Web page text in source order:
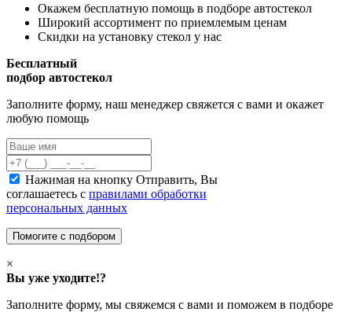
Окажем бесплатную помощь в подборе автостекол
Широкий ассортимент по приемлемым ценам
Скидки на установку стекол у нас
Бесплатный
подбор автостекол
Заполните форму, наш менеджер свяжется с вами и окажет
любую помощь
Нажимая на кнопку Отправить, Вы
соглашаетесь с правилами обработки
персональных данных
×
Вы уже уходите!?
Заполните форму, мы свяжемся с вами и поможем в подборе